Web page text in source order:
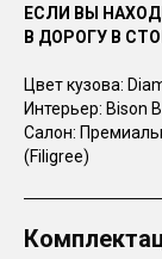
ЕСЛИ ВЫ
В ДОРОГУ В
Цвет кузова:
Интерьер: Bison
Салон:
(Filigree)